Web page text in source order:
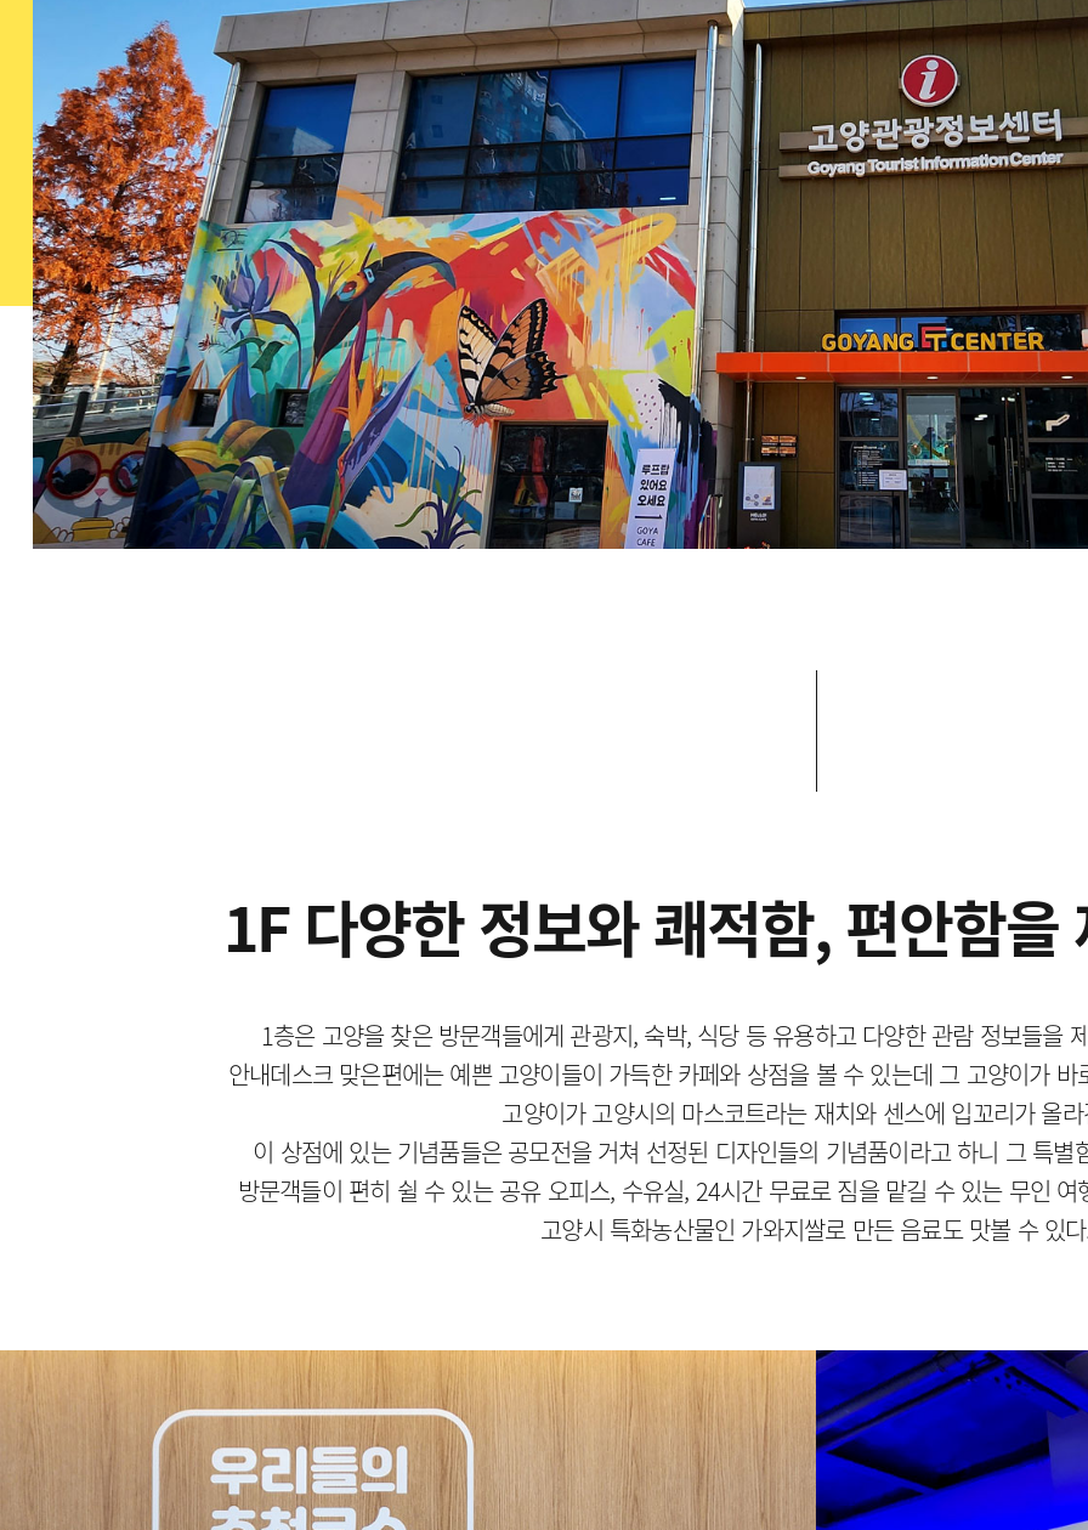
1F 다양한 정보와 쾌적함, 편안함을
1층은 고양을 찾은 방문객들에게 관광지, 숙박, 식당 등 유용하고 다양한 관람 정보들을
안내데스크 맞은편에는 예쁜 고양이들이 가득한 카페와 상점을 볼 수 있는데 그 고양이가 바
고양이가 고양시의 마스코트라는 재치와 센스에 입꼬리가 올
이 상점에 있는 기념품들은 공모전을 거쳐 선정된 디자인들의 기념품이라고 하니 그 특
방문객들이 편히 쉴 수 있는 공유 오피스, 수유실, 24시간 무료로 짐을 맡길 수 있는 무인
고양시 특화농산물인 가와지쌀로 만든 음료도 맛볼 수 있